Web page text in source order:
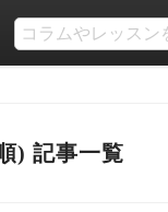
) 記事一覧